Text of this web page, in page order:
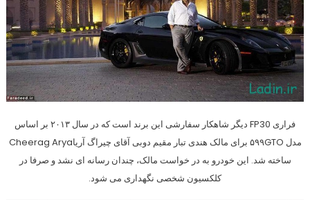
فراری FP30 دیگر شاهکار سفارشی این برند است که در سال ۲۰۱۳ بر اساس
مدل ۵۹۹GTO برای مالک هندی تبار مقیم دوبی آقای چیراگ آریاCheerag Arya
ساخته شد. این خودرو به در خواست مالک، چندان رسانه ای نشد و صرفا در
کلکسیون شخصی نگهداری می شود.